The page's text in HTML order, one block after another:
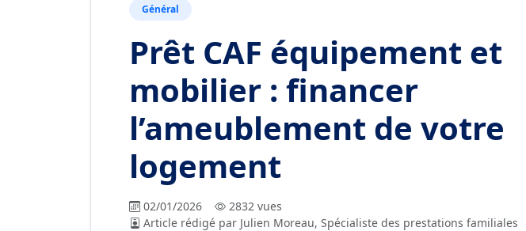
Général
Prêt CAF équipement et
mobilier : financer
l’ameublement de votre
logement
02/01/2026
2832 vues
Article rédigé par Julien Moreau, Spécialiste des prestations familiales